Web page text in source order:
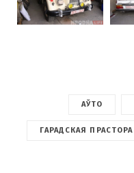
АЎТО
ГАРАДСКАЯ ПРАСТОРА